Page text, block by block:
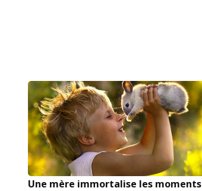
Une mère immortalise les moments